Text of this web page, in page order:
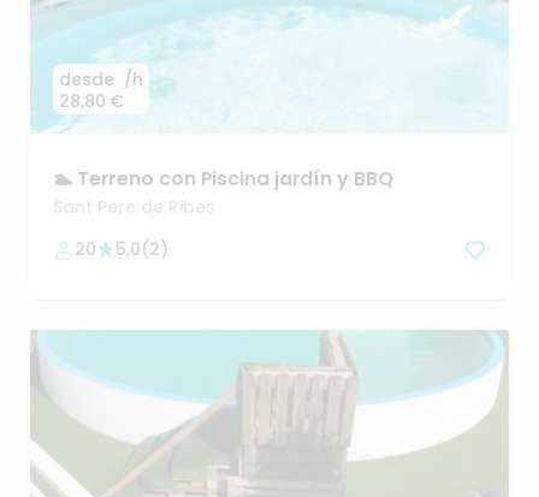
desde
28,80 €
/h
🏊 Terreno con Piscina jardín y BBQ
Sant Pere de Ribes
20
5,0(2)